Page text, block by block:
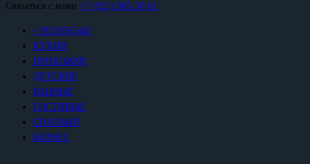
Связаться с нами +7 (921) 965-30-61
+79219565441
КУХНИ
ПРИХОЖИЕ
ДЕТСКИЕ
ВАННЫЕ
ГОСТИНЫЕ
СПАЛЬНИ
БИЗНЕС